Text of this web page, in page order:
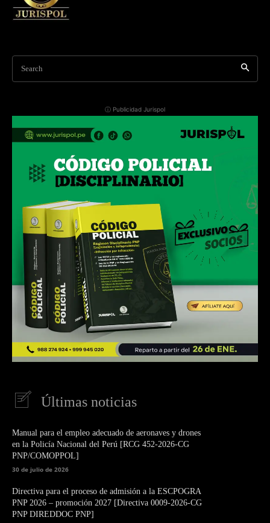
Search
ⓘ Publicidad Jurispol
Últimas noticias
Manual para el empleo adecuado de aeronaves y drones
en la Policía Nacional del Perú [RCG 452-2026-CG
PNP/COMOPPOL]
30 de julio de 2026
Directiva para el proceso de admisión a la ESCPOGRA
PNP 2026 – promoción 2027 [Directiva 0009-2026-CG
PNP DIREDDOC PNP]